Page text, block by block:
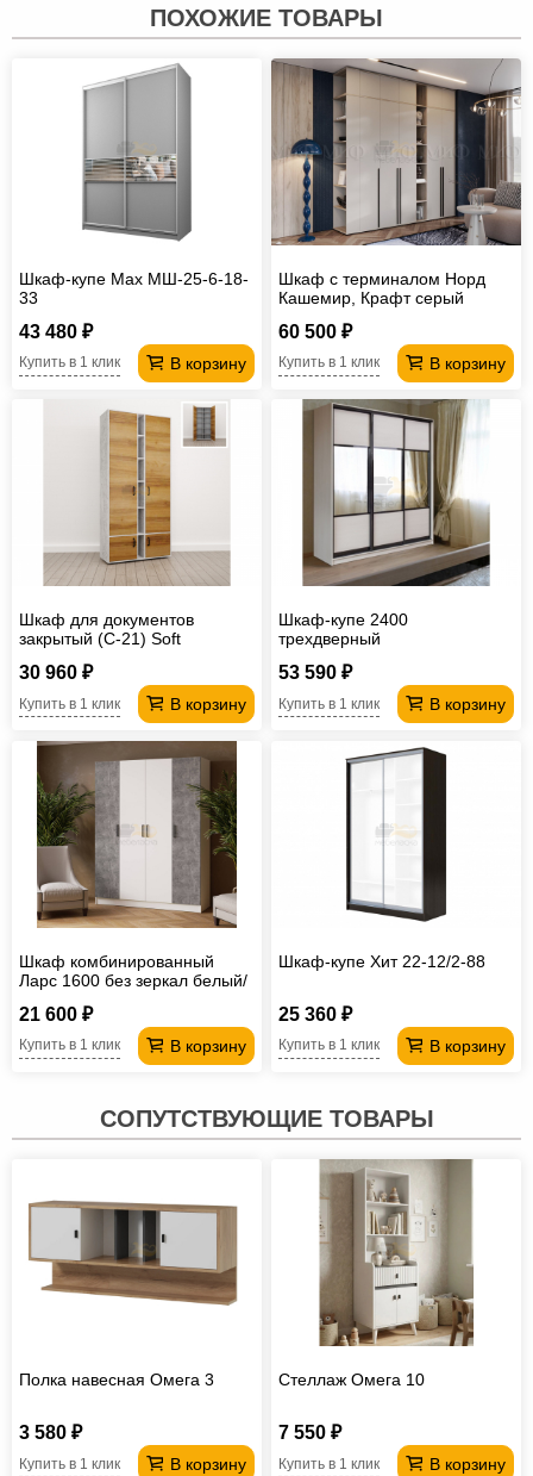
ПОХОЖИЕ ТОВАРЫ
Шкаф-купе Max МШ-25-6-18-
33
43 480 ₽
В корзину
Купить в 1 клик
Шкаф с терминалом Норд
Кашемир, Крафт серый
60 500 ₽
В корзину
Купить в 1 клик
Шкаф для документов
закрытый (С-21) Soft
30 960 ₽
В корзину
Купить в 1 клик
Шкаф-купе 2400
трехдверный
53 590 ₽
В корзину
Купить в 1 клик
Шкаф комбинированный
Ларс 1600 без зеркал белый/
21 600 ₽
В корзину
Купить в 1 клик
Шкаф-купе Хит 22-12/2-88
25 360 ₽
В корзину
Купить в 1 клик
СОПУТСТВУЮЩИЕ ТОВАРЫ
Полка навесная Омега 3
3 580 ₽
В корзину
Купить в 1 клик
Стеллаж Омега 10
7 550 ₽
В корзину
Купить в 1 клик